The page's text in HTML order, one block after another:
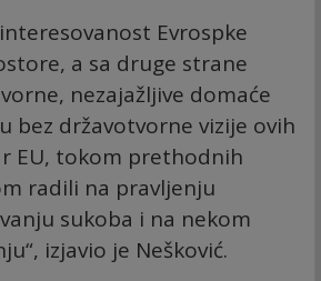
Evrospke
a sa druge strane
nezajažljive domaće
bez državotvorne vizije ovih
EU, tokom prethodnih
radili na pravljenju
sukoba i na nekom
izjavio je Nešković.